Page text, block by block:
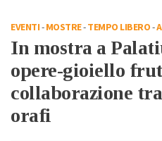
EVENTI-MOSTRE-TEMPO LIBERO-
In mostra a
opere-gioiello
collaborazione
orafi